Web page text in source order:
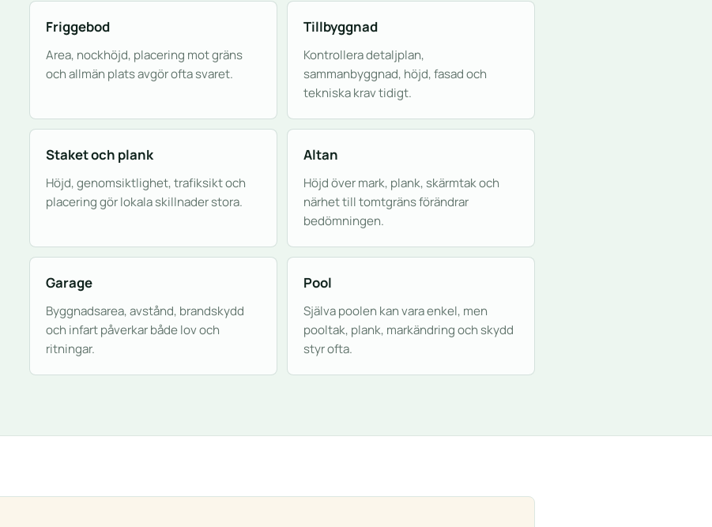
Friggebod
Area, nockhöjd, placering mot gräns
och allmän plats avgör ofta svaret.
Tillbyggnad
Kontrollera detaljplan,
sammanbyggnad, höjd, fasad och
tekniska krav tidigt.
Staket och plank
Höjd, genomsiktlighet, trafiksikt och
placering gör lokala skillnader stora.
Altan
Höjd över mark, plank, skärmtak och
närhet till tomtgräns förändrar
bedömningen.
Garage
Byggnadsarea, avstånd, brandskydd
och infart påverkar både lov och
ritningar.
Pool
Själva poolen kan vara enkel, men
pooltak, plank, markändring och skydd
styr ofta.